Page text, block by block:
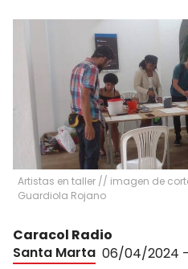
Artistas en taller // imagen de
Guardiola Rojano
Caracol Radio
Santa Marta 06/04/2024